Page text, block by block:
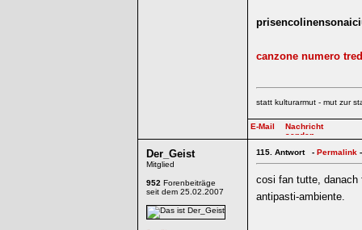
canzone numero
statt kulturarmut - mut zur
Der_Geist
Mitglied
952 Forenbeiträge
seit dem 25.02.2007
115. Antwort - Permalink -
cosi fan tutte, danach
antipasti-ambiente.